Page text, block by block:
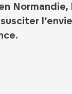
Normandie,